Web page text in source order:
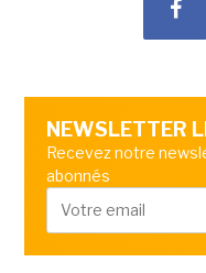
NEWSLETTER
Recevez notre
abonnés